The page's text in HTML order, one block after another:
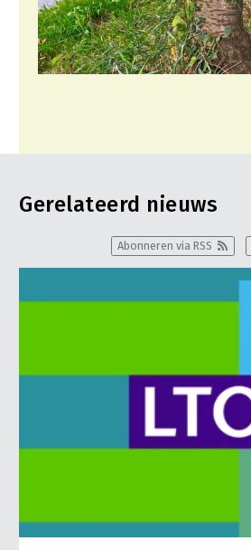
Gerelateerd nieuws
Abonneren via RSS